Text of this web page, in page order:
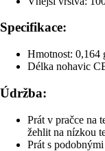
Specifikace:
Hmotnost: 0,164
Délka nohavic
Údržba:
Prát v pračce na
žehlit na nízkou
Prát s